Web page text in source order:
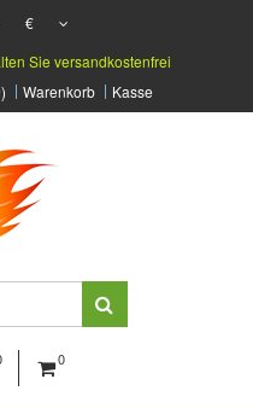
€
Sie versandkostenfrei
Warenkorb Kasse
0